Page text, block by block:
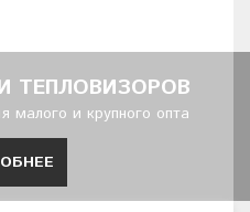
ТЕПЛОВИЗОРОВ
и крупного опта